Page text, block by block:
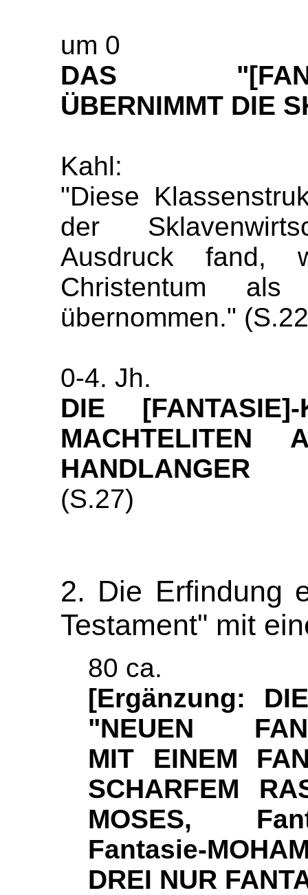
um 0
DAS
ÜBERNIMMT DIE
Kahl:
"Diese
der
Ausdruck fand,
Christentum als
übernommen."
0-4. Jh.
DIE
MACHTELITEN
HANDLANGER
(S.27)
2. Die Erfindung
Testament" mit
80 ca.
[Ergänzung:
"NEUEN
MIT EINEM
SCHARFEM
MOSES,
Fantasie-
DREI NUR